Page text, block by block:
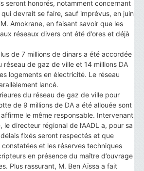
seront honorés, notamment concernant
devrait se faire, sauf imprévus, en juin
Amokrane, en faisant savoir que les
réseaux divers ont été d’ores et déjà
de 7 millions de dinars a été accordée
réseau de gaz de ville et 14 millions DA
logements en électricité. Le réseau
lancé.
du réseau de gaz de ville pour
de 9 millions de DA a été allouée sont
le même responsable. Intervenant
le directeur régional de l’AADL a, pour sa
fixés seront respectés et que
et les réserves techniques
en présence du maître d’ouvrage
Plus rassurant, M. Ben Aïssa a fait